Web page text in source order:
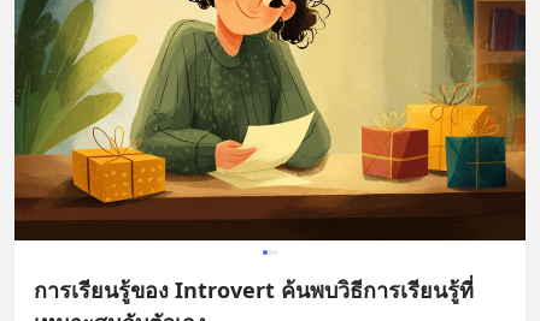
การเรียนรู้ของ Introvert ค้นพบวิธีการเรียนรู้ที่